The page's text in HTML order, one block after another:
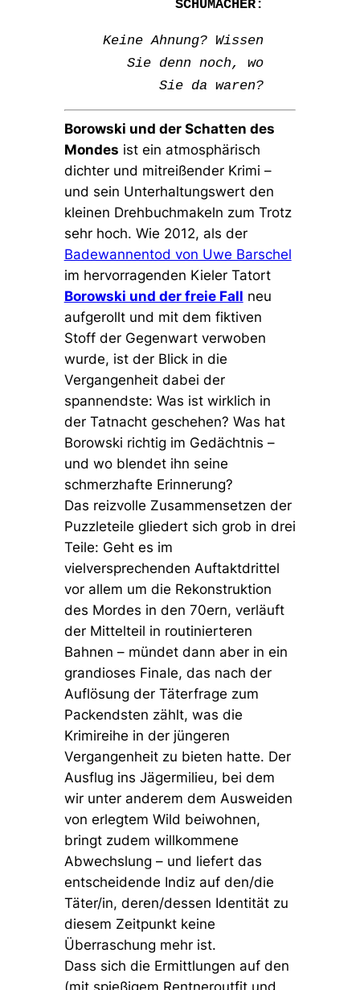
SCHUMACHER:
Keine Ahnung? Wissen
Sie denn noch, wo
Sie da waren?
Borowski und der Schatten des
Mondes ist ein atmosphärisch
dichter und mitreißender Krimi –
und sein Unterhaltungswert den
kleinen Drehbuchmakeln zum Trotz
sehr hoch. Wie 2012, als der
Badewannentod von Uwe Barschel
im hervorragenden Kieler Tatort
Borowski und der freie Fall neu
aufgerollt und mit dem fiktiven
Stoff der Gegenwart verwoben
wurde, ist der Blick in die
Vergangenheit dabei der
spannendste: Was ist wirklich in
der Tatnacht geschehen? Was hat
Borowski richtig im Gedächtnis –
und wo blendet ihn seine
schmerzhafte Erinnerung?
Das reizvolle Zusammensetzen der
Puzzleteile gliedert sich grob in drei
Teile: Geht es im
vielversprechenden Auftaktdrittel
vor allem um die Rekonstruktion
des Mordes in den 70ern, verläuft
der Mittelteil in routinierteren
Bahnen – mündet dann aber in ein
grandioses Finale, das nach der
Auflösung der Täterfrage zum
Packendsten zählt, was die
Krimireihe in der jüngeren
Vergangenheit zu bieten hatte. Der
Ausflug ins Jägermilieu, bei dem
wir unter anderem dem Ausweiden
von erlegtem Wild beiwohnen,
bringt zudem willkommene
Abwechslung – und liefert das
entscheidende Indiz auf den/die
Täter/in, deren/dessen Identität zu
diesem Zeitpunkt keine
Überraschung mehr ist.
Dass sich die Ermittlungen auf den
(mit spießigem Rentneroutfit und